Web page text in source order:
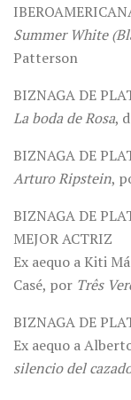
Summer White
Patterson
BIZNAGA DE
La boda de Rosa,
BIZNAGA DE
Arturo Ripstein,
BIZNAGA DE
MEJOR ACTRIZ
Ex aequo a Kiti
Casé, por Três
BIZNAGA DE
Ex aequo a
silencio del